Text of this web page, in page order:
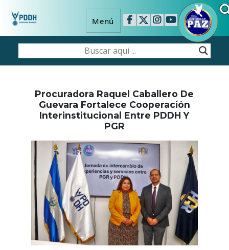
Menú
Procuradora Raquel Caballero De
Guevara Fortalece Cooperación
Interinstitucional Entre PDDH Y
PGR